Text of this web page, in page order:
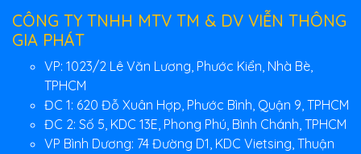
CÔNG TY TNHH MTV TM & DV VIỄN THÔNG
GIA PHÁT
VP: 1023/2 Lê Văn Lương, Phước Kiển, Nhà Bè,
TPHCM
ĐC 1: 620 Đỗ Xuân Hợp, Phước Bình, Quận 9, TPHCM
ĐC 2: Số 5, KDC 13E, Phong Phú, Bình Chánh, TPHCM
VP Bình Dương: 74 Đường D1, KDC Vietsing, Thuận